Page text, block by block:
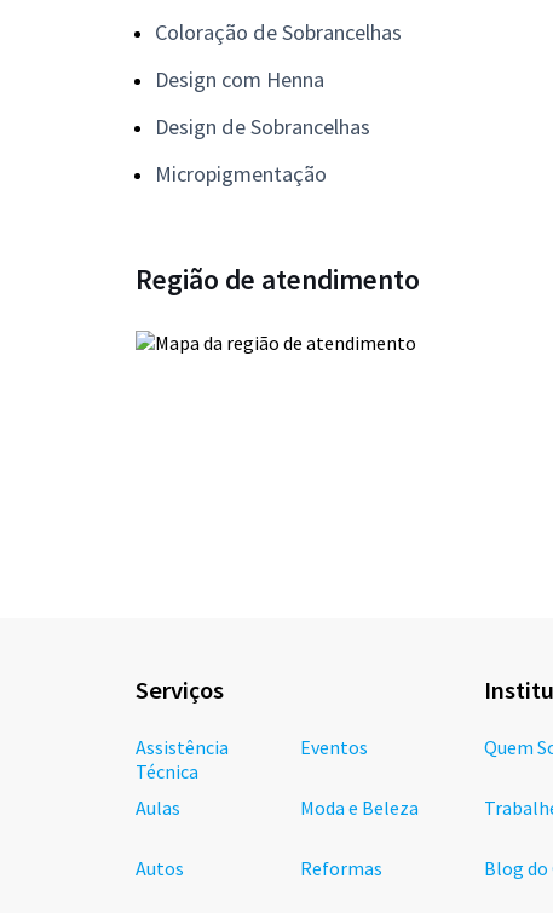
Coloração de Sobrancelhas
Design com Henna
Design de Sobrancelhas
Micropigmentação
Região de atendimento
Serviços
Assistência
Técnica
Aulas
Autos
Eventos
Moda e Beleza
Reformas
Quem
Blog do